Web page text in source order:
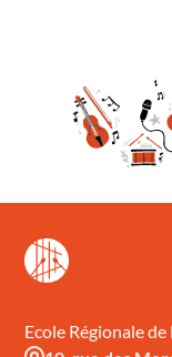
Ecole Régionale